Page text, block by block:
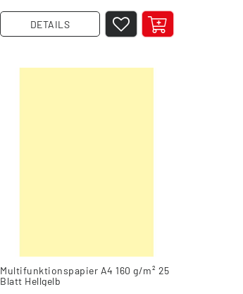
DETAILS
Multifunktionspapier A4 160 g/m² 25
Blatt Hellgelb